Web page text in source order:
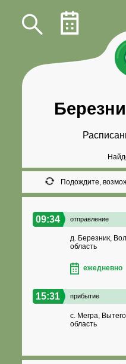
Подождите,
09:34 отправление
д. Березник,
область
ежедневно
15:31 прибытие
с. Мегра,
область